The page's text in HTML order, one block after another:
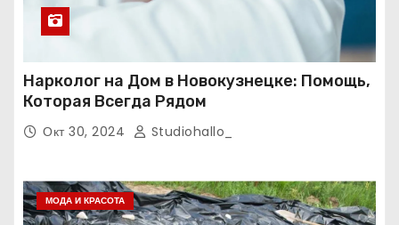
Нарколог на Дом в Новокузнецке: Помощь,
Которая Всегда Рядом
Окт 30, 2024 Studiohallo_
МОДА И КРАСОТА